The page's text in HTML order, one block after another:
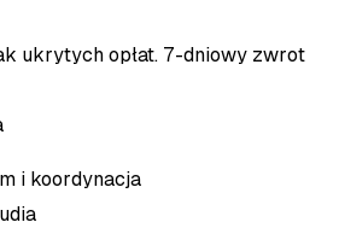
ukrytych opłat. 7-dniowy zwrot
i koordynacja